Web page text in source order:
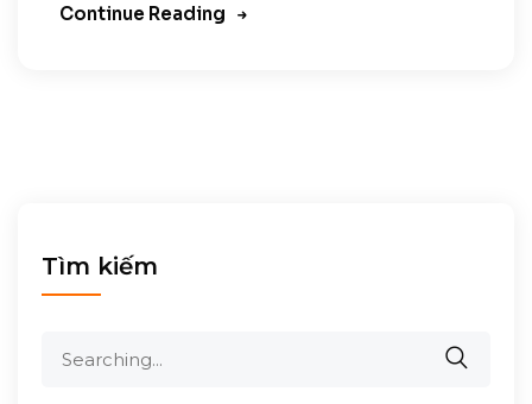
Continue Reading
Tìm kiếm